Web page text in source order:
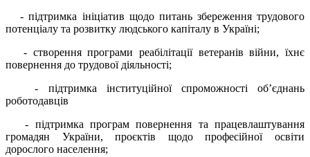
- підтримка ініціатив щодо питань збереження трудового
потенціалу та розвитку людського капіталу в Україні;
- створення програми реабілітації ветеранів війни, їхнє
повернення до трудової діяльності;
- підтримка інституційної спроможності об’єднань
роботодавців
- підтримка програм повернення та працевлаштування
громадян України, проєктів щодо професійної освіти
дорослого населення;